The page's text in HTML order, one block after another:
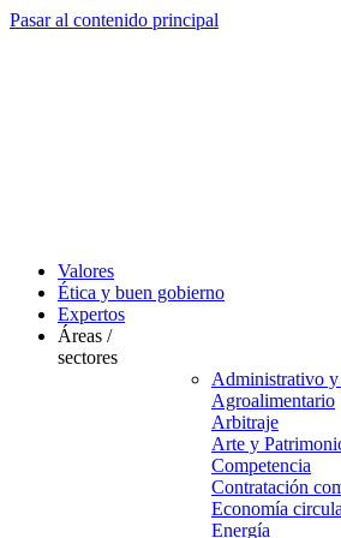
Pasar al contenido principal
Valores
Ética y buen gobierno
Expertos
Áreas /
sectores
Administrativo y
Agroalimentario
Arbitraje
Arte y
Competencia
Contratación
Economía
Energía